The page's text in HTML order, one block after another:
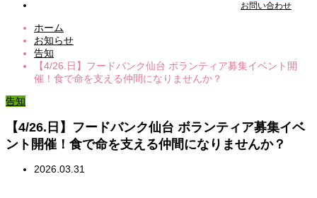
お問い合わせ
ホーム
お知らせ
告知
【4/26.日】フードバンク仙台 ボランティア募集イベント開
催！食で命を支える仲間になりませんか？
告知
【4/26.日】フードバンク仙台 ボランティア募集イベ
ント開催！食で命を支える仲間になりませんか？
2026.03.31